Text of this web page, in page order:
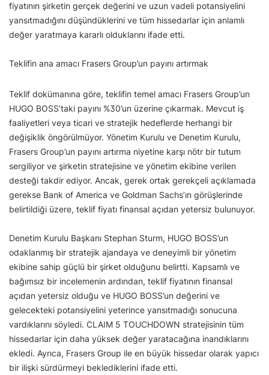
fiyatının şirketin gerçek değerini ve uzun vadeli potansiyelini
yansıtmadığını düşündüklerini ve tüm hissedarlar için anlamlı
değer yaratmaya kararlı olduklarını ifade etti.
Teklifin ana amacı Frasers Group’un payını artırmak
Teklif dokümanına göre, teklifin temel amacı Frasers Group’un
HUGO BOSS’taki payını %30’un üzerine çıkarmak. Mevcut iş
faaliyetleri veya ticari ve stratejik hedeflerde herhangi bir
değişiklik öngörülmüyor. Yönetim Kurulu ve Denetim Kurulu,
Frasers Group’un payını artırma niyetine karşı nötr bir tutum
sergiliyor ve şirketin stratejisine ve yönetim ekibine verilen
desteği takdir ediyor. Ancak, gerek ortak gerekçeli açıklamada
gerekse Bank of America ve Goldman Sachs’ın görüşlerinde
belirtildiği üzere, teklif fiyatı finansal açıdan yetersiz bulunuyor.
Denetim Kurulu Başkanı Stephan Sturm, HUGO BOSS’un
odaklanmış bir stratejik ajandaya ve deneyimli bir yönetim
ekibine sahip güçlü bir şirket olduğunu belirtti. Kapsamlı ve
bağımsız bir incelemenin ardından, teklif fiyatının finansal
açıdan yetersiz olduğu ve HUGO BOSS’un değerini ve
gelecekteki potansiyelini yeterince yansıtmadığı sonucuna
vardıklarını söyledi. CLAIM 5 TOUCHDOWN stratejisinin tüm
hissedarlar için daha yüksek değer yaratacağına inandıklarını
ekledi. Ayrıca, Frasers Group ile en büyük hissedar olarak yapıcı
bir ilişki sürdürmeyi beklediklerini ifade etti.